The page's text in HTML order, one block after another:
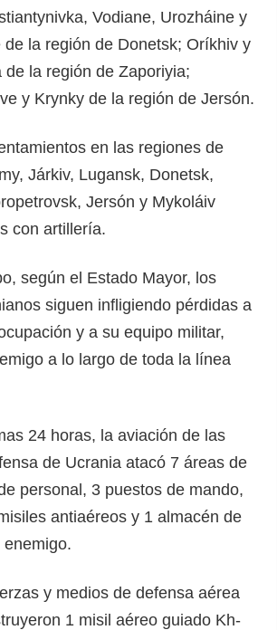
Vodiane, Urozháine y
de la región de Donetsk; Oríkhiv y
de la región de Zaporiyia;
y Krynky de la región de Jersón.
en las regiones de
Járkiv, Lugansk, Donetsk,
Jersón y Mykoláiv
con artillería.
según el Estado Mayor, los
siguen infligiendo pérdidas a
y a su equipo militar,
a lo largo de toda la línea
24 horas, la aviación de las
de Ucrania atacó 7 áreas de
personal, 3 puestos de mando,
antiaéreos y 1 almacén de
y medios de defensa aérea
1 misil aéreo guiado Kh-